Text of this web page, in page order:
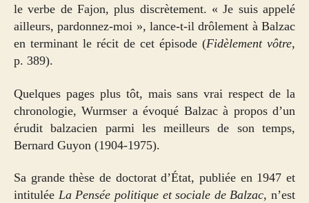
le verbe de Fajon, plus discrètement. « Je suis appelé
ailleurs, pardonnez-moi », lance-t-il drôlement à Balzac
en terminant le récit de cet épisode (Fidèlement vôtre,
p. 389).
Quelques pages plus tôt, mais sans vrai respect de la
chronologie, Wurmser a évoqué Balzac à propos d’un
érudit balzacien parmi les meilleurs de son temps,
Bernard Guyon (1904-1975).
Sa grande thèse de doctorat d’État, publiée en 1947 et
intitulée La Pensée politique et sociale de Balzac, n’est